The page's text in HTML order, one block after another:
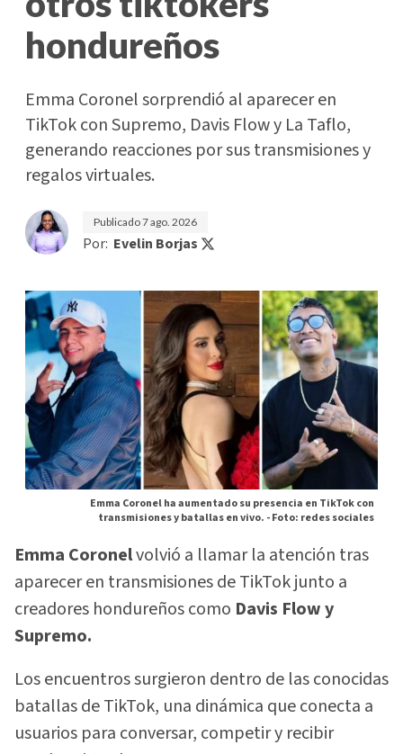
hondureños
Emma Coronel sorprendió al aparecer en
TikTok con Supremo, Davis Flow y La Taflo,
generando reacciones por sus transmisiones y
regalos virtuales.
Publicado7 ago. 2026
Por: Evelin Borjas
Emma Coronel ha aumentado su presencia en TikTok con
transmisiones y batallas en vivo. -Foto: redes sociales
Emma Coronelvolvió a llamar la atención tras
aparecer en transmisiones de TikTok junto a
creadores hondureños como Davis Flow y
Supremo.
Los encuentros surgieron dentro de las conocidas
batallas de TikTok, una dinámica que conecta a
usuarios para conversar, competir y recibir